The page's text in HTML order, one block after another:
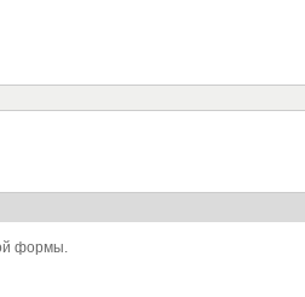
формы.